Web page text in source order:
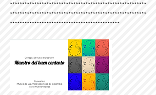
********************************************************
********************************************************
*********************************************